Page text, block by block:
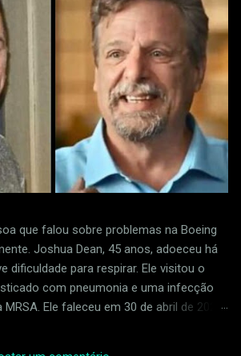
que falou sobre problemas na Boeing
Joshua Dean, 45 anos, adoeceu há
dificuldade para respirar. Ele visitou o
com pneumonia e uma infecção
Ele faleceu em 30 de abril de 2024.
da empresa em Wichita, Kansas.